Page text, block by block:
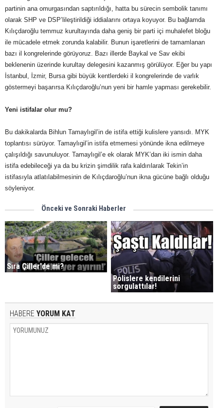
partinin ana omurgasından saptırıldığı, hatta bu sürecin sembolik tanımı
olarak SHP ve DSP’lileştirildiği iddialarını ortaya koyuyor. Bu bağlamda
Kılıçdaroğlu temmuz kurultayında daha geniş bir parti içi muhalefet bloğu
ile mücadele etmek zorunda kalabilir. Bunun işaretlerini de tamamlanan
bazı il kongrelerinde görüyoruz. Bazı illerde Baykal ve Sav ekibi
beklenenin üzerinde kurultay delegesini kazanmış görülüyor. Eğer bu yapı
İstanbul, İzmir, Bursa gibi büyük kentlerdeki il kongrelerinde de varlık
göstermeyi başarırsa Kılıçdaroğlu’nun yeni bir hamle yapması gerekebilir.
Yeni istifalar olur mu?
Bu dakikalarda Bihlun Tamaylıgil’in de istifa ettiği kulislere yansıdı. MYK
toplantısı sürüyor. Tamaylıgil’in istifa etmemesi yönünde ikna edilmeye
çalışıldığı savunuluyor. Tamaylıgil’e ek olarak MYK’dan iki ismin daha
istifa edebileceği ya da bu krizin şimdilik rafa kaldırılarak Tekin’in
istifasıyla atlatılabilmesinin de Kılıçdaroğlu’nun ikna gücüne bağlı olduğu
söyleniyor.
Önceki ve Sonraki Haberler
Sıra Çiller'de mi?
Polislere kendilerini
sorgulattılar!
HABERE YORUM KAT